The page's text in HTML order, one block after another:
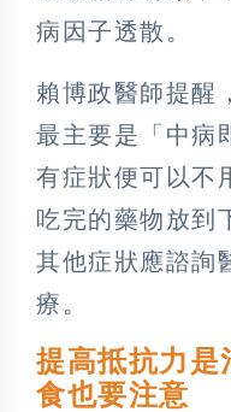
病因子透散。
賴博政醫師提醒
最主要是「中病
有症狀便可以不
吃完的藥物放到
其他症狀應諮詢
療。
提高抵抗力
食也要注意